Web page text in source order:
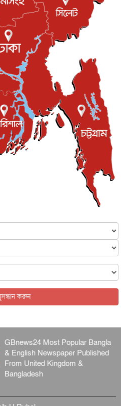
জাতীয়তাবাদী কুলাউড়াবাসীর মত বিনিময়
৫ আগস্ট, ২০২৬
আরব সফরের আমন্ত্রণ
৫ আগস্ট, ২০২৬
দিবস আজ, স্মরণে দেশজুড়ে কর্মসূচি
৫ আগস্ট, ২০২৬
বলেই জুলাই আন্দোলন সফল :
৫ আগস্ট, ২০২৬
সঙ্গে পরীমনির ঘনিষ্ঠ সম্পর্ক ছিল : নাসির
৫ আগস্ট, ২০২৬
চুক্তি হতে পারে আজ : মার্কিন অর্থমন...
৫ আগস্ট, ২০২৬
বিধ্বংসী বস্তু, পারমাণবিক বোমা দিয়ে করা
রহস্যজনক মৃত্যু, সন্দেহের মুখে কীটনাশকের
৫ আগস্ট, ২০২৬
অনুসন্ধান করুন
GBnews24 Most Popular Bangla
& English Newspaper Published
From United Kingdom &
Bangladesh